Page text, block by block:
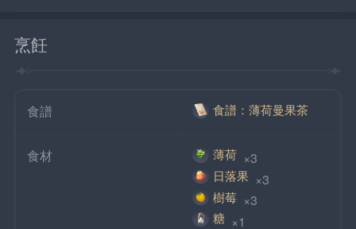
烹飪
食譜 食譜：薄荷曼果茶
食材 薄荷 ×3
日落果 ×3
樹莓 ×3
糖 ×1